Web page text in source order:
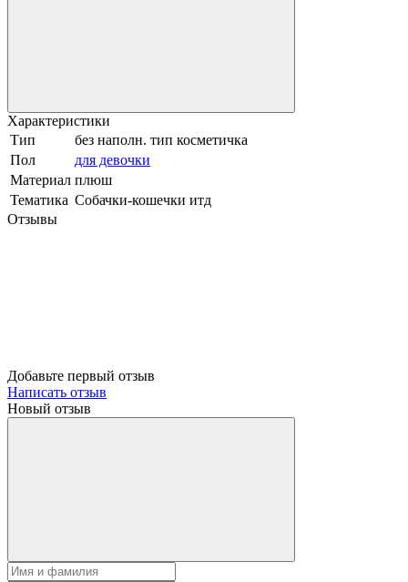
Характеристики
Тип
без наполн. тип косметичка
Пол
для девочки
Материал плюш
Тематика Собачки-кошечки итд
Отзывы
Добавьте первый отзыв
Написать отзыв
Новый отзыв